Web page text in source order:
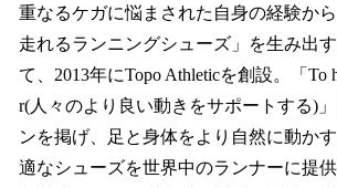
重なるケガに悩まされた自身の経験か
走れるランニングシューズ」を生み出
て、2013年にTopo Athleticを創設。「To
r(人々のより良い動きをサポートする)
ンを掲げ、足と身体をより自然に動か
適なシューズを世界中のランナーに提